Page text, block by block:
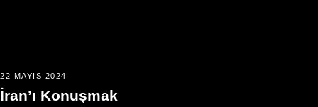
22 MAYIS 2024
İran’ı Konuşmak